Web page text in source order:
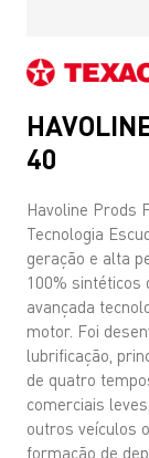
40
Havoline Prods
Tecnologia
geração e alta
100% sintéticos
avançada
motor. Foi
lubrificação,
de quatro
comerciais
outros veículos
formação de